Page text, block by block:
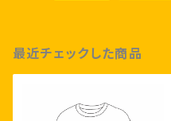
最近チェックした商品